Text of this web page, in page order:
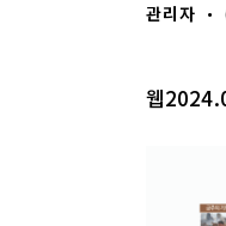
관리자
웹